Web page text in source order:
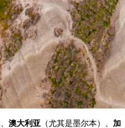
澳大利亚 （尤其是墨尔本）、 加